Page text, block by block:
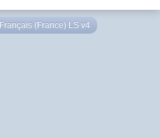
Français (France) LS v4